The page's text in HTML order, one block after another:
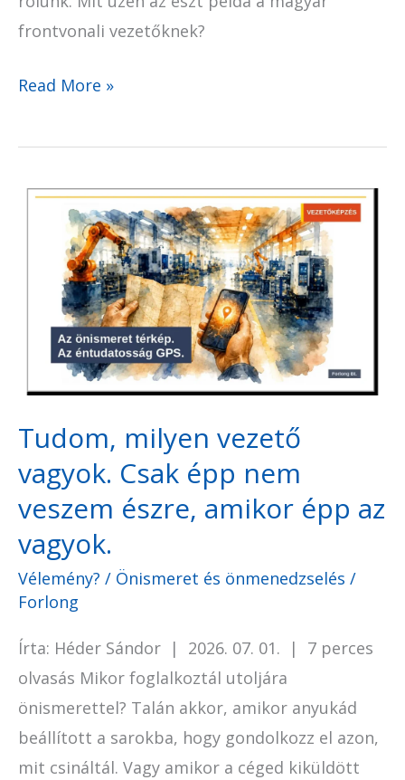
frontvonali vezetőknek?
Read More »
Tudom, milyen vezető
vagyok. Csak épp nem
veszem észre, amikor épp az
vagyok.
Vélemény? / Önismeret és önmenedzselés /
Forlong
Írta: Héder Sándor | 2026. 07. 01. | 7 perces
olvasás Mikor foglalkoztál utoljára
önismerettel? Talán akkor, amikor anyukád
beállított a sarokba, hogy gondolkozz el azon,
mit csináltál. Vagy amikor a céged kiküldött
Tudom,
vezető
vagyok.
észre,
amikor
épp
vagyok.